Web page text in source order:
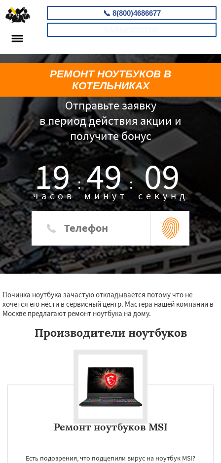
📞 8(800)4686677
Отправьте заявку
в период действия акции и
получите бонус
19 :
часов 49 :
минут 08
секунд
РЕМОНТ НОУТБУКОВ В
КОТЕЛЬНИКАХ
Починка ноутбука зачастую откладывается потому что не
хочется его нести в сервисный центр. Мастера нашей компании в
Москве предлагают ремонт ноутбука на дому.
Производители ноутбуков
Ремонт ноутбуков MSI
Есть подозрения, что подцепили вирус на ноутбук MSI?